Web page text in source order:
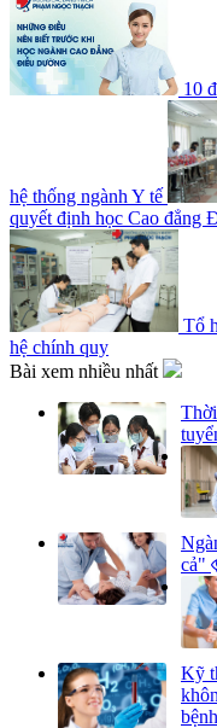
10
hệ thống ngành Y tế
quyết định học Cao đẳng
Tổ
hệ chính quy
Bài xem nhiều nhất
cả"
Kỹ
bệnh